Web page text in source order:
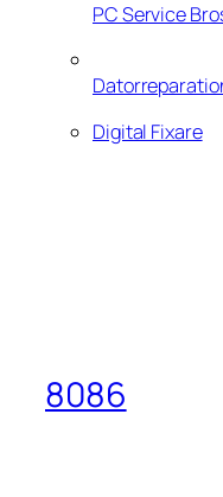
PC Service
Digital Fixare
8086